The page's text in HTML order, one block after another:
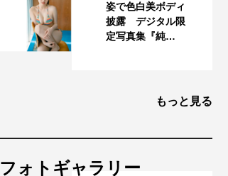
姿で色白美ボディ
披露 デジタル限
定写真集『純…
もっと見る
フォトギャラリー